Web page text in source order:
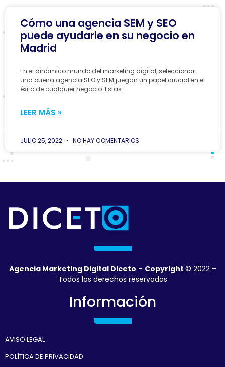
Cómo una agencia SEM y SEO
puede ayudarle en su negocio en
Madrid
En el dinámico mundo del marketing digital, seleccionar
una buena agencia SEO y SEM juegan un papel crucial en el
éxito de cualquier negocio. Estas
LEER MÁS »
JULIO 25, 2022 NO HAY COMENTARIOS
Agencia Marketing Digital Diceto – Copyright © 2022 –
Todos los derechos reservados
Información
AVISO LEGAL
POLÍTICA DE PRIVACIDAD